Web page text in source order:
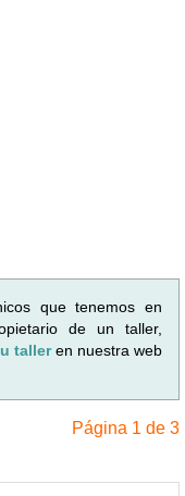
que tenemos en
de un taller,
talleren nuestra web
Página 1 de 3